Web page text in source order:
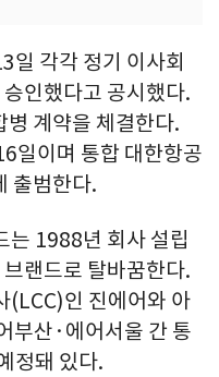
일 각각 정기 이사회
인했다고 공시했다.
병 계약을 체결한다.
일이며 통합 대한항공
출범한다.
는 1988년 회사 설립
랜드로 탈바꿈한다.
(LCC)인 진에어와 아
부산·에어서울 간 통
정돼 있다.